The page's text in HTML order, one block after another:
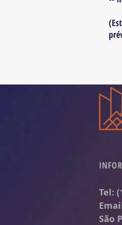
Tel:
São